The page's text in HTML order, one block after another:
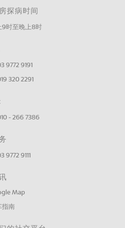
探病时间
9时至晚上8时
9772 9191
320 2291
- 266 7386
9772 9111
Map
指南